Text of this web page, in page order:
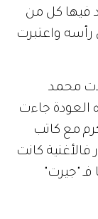
فيها كل من
واعتبرت
محمد
العودة جاءت
مع كاتب
كانت
"جيرت"